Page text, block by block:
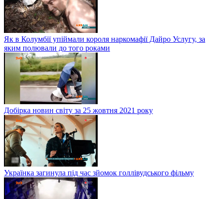
Як в Колумбії упіймали короля наркомафії Дайро Услугу, за
яким полювали до того роками
Добірка новин світу за 25 жовтня 2021 року
Українка загинула під час зйомок голлівудського фільму